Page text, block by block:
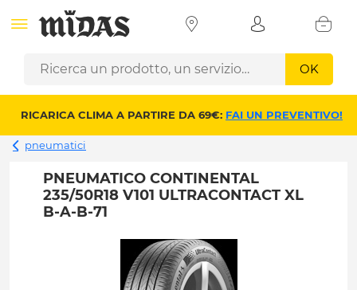
OK
RICARICA CLIMA A PARTIRE DA 69€: FAI UN PREVENTIVO!
pneumatici
PNEUMATICO CONTINENTAL
235/50R18 V101 ULTRACONTACT XL
B-A-B-71